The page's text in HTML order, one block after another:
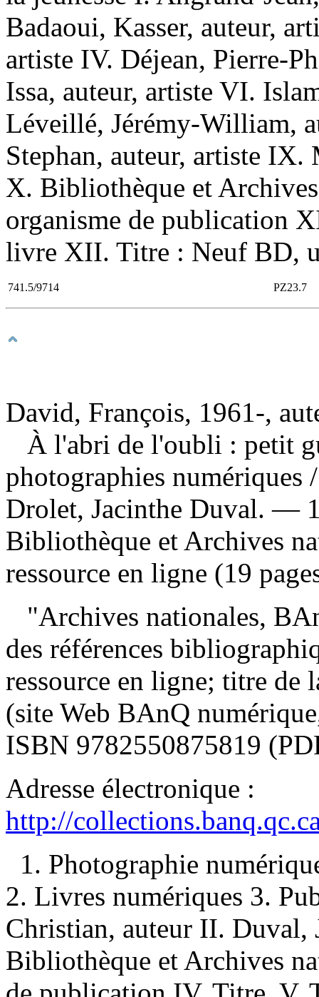
Badaoui, Kasser, auteur,
artiste IV. Déjean, Pierre-
Issa, auteur, artiste VI.
Léveillé, Jérémy-William,
Stephan, auteur, artiste IX.
X. Bibliothèque et
organisme de publication
livre XII. Titre : Neuf BD,
741.5/9714 PZ23.7
David, François, 1961-,
À l'abri de l'oubli : petit
photographies numériques
Drolet, Jacinthe Duval. —
Bibliothèque et Archives
ressource en ligne (19
"Archives nationales,
des références
ressource en ligne; titre de
(site Web BAnQ
ISBN 9782550875819
Adresse électronique :
http://
1. Photographie
2. Livres numériques 3.
Christian, auteur II. Duval,
Bibliothèque et Archives